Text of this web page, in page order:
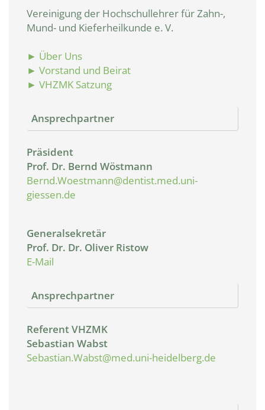
Vereinigung der Hochschullehrer für Zahn-,
Mund- und Kieferheilkunde e. V.
► Über Uns
► Vorstand und Beirat
► VHZMK Satzung
Ansprechpartner
Präsident
Prof. Dr. Bernd Wöstmann
Bernd.Woestmann@dentist.med.uni-
giessen.de
Generalsekretär
Prof. Dr. Dr. Oliver Ristow
E-Mail
Ansprechpartner
Referent VHZMK
Sebastian Wabst
Sebastian.Wabst@med.uni-heidelberg.de